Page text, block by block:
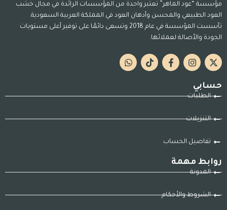
مؤسسة “عود الماهر” تعتبر واحدة من المؤسسات الرائدة في مجال خشب
العود الطبيعي والمحسن وأدهان العود في المملكة العربية السعودية.
تأسست المؤسسة في عام 2018 وتسعى دائمًا على توفير أعلى مستويات
الجودة والأصالة لعملائها.
حسابي
الطلبات
التنزيلات
تفاصيل الحساب
روابط مهمة
المدونة
الشروط والأحكام